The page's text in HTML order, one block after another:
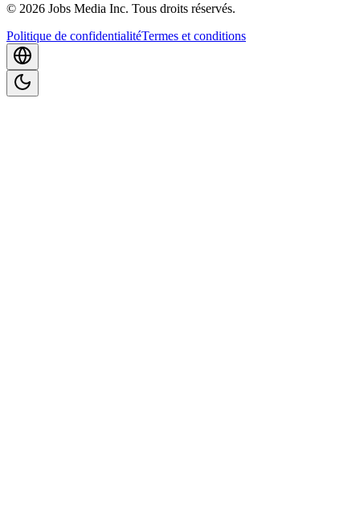
© 2026 Jobs Media Inc. Tous droits réservés.
Politique de confidentialitéTermes et conditions